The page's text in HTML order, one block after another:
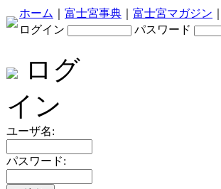
ホーム 富士宮事典 富士宮マガジン
ログイン
パスワード
ログ
イン
ユーザ名:
パスワード: